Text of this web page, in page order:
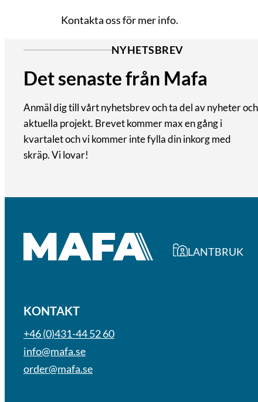
Kontakta oss för mer info.
NYHETSBREV
Det senaste från Mafa
Anmäl dig till vårt nyhetsbrev och ta del av nyheter och
aktuella projekt. Brevet kommer max en gång i
kvartalet och vi kommer inte fylla din inkorg med
skräp. Vi lovar!
LANTBRUK
KONTAKT
+46 (0)431-44 52 60
info@mafa.se
order@mafa.se